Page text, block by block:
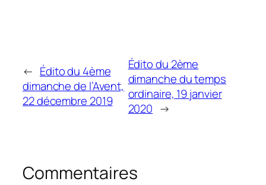
← Édito du 4ème
dimanche de l’Avent,
22 décembre 2019
Édito du 2ème
dimanche du temps
ordinaire, 19 janvier
2020 →
Commentaires